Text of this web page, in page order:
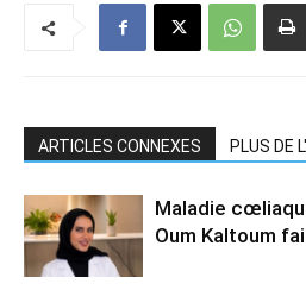
ARTICLES CONNEXES PLUS DE
Maladie
Oum Kaltoum